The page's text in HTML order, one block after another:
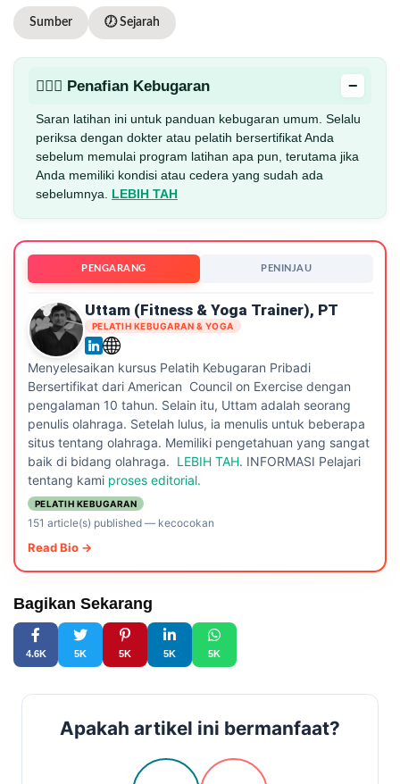
Sumber 🕖 Sejarah
🏋🏻‍♂️ Penafian Kebugaran −
Saran latihan ini untuk panduan kebugaran umum. Selalu
periksa dengan dokter atau pelatih bersertifikat Anda
sebelum memulai program latihan apa pun, terutama jika
Anda memiliki kondisi atau cedera yang sudah ada
sebelumnya. LEBIH TAH
PENGARANG PENINJAU
Uttam (Fitness & Yoga Trainer), PT
PELATIH KEBUGARAN & YOGA
Menyelesaikan kursus Pelatih Kebugaran Pribadi
Bersertifikat dari American Council on Exercise dengan
pengalaman 10 tahun. Selain itu, Uttam adalah seorang
penulis olahraga. Setelah lulus, ia menulis untuk beberapa
situs tentang olahraga. Memiliki pengetahuan yang sangat
baik di bidang olahraga. LEBIH TAH. INFORMASI Pelajari
tentang kami proses editorial.
PELATIH KEBUGARAN
151 article(s) published— kecocokan
Read Bio →
Bagikan Sekarang
4.6K 5K 5K 5K 5K
Apakah artikel ini bermanfaat?